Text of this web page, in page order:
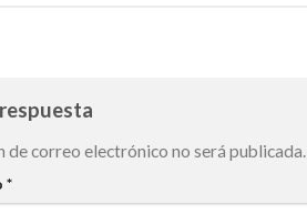
de correo electrónico no será publicada.
*